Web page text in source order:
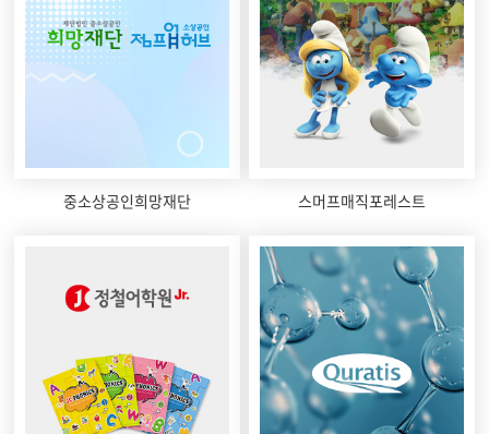
중소상공인희망재단 스머프매직포레스트